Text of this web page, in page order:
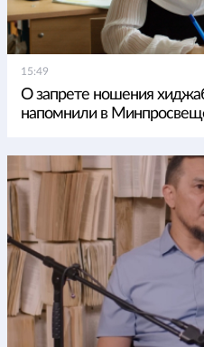
15:49
О запрете ношения
напомнили в